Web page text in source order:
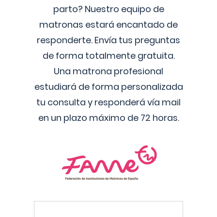
parto? Nuestro equipo de
matronas estará encantado de
responderte. Envía tus preguntas
de forma totalmente gratuita.
Una matrona profesional
estudiará de forma personalizada
tu consulta y responderá vía mail
en un plazo máximo de 72 horas.